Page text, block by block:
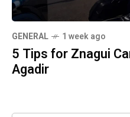
GENERAL 1 week ago
5 Tips for Znagui
Agadir